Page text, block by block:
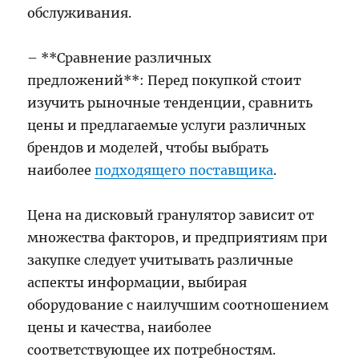
обслуживания.
– **Сравнение различных
предложений**: Перед покупкой стоит
изучить рыночные тенденции, сравнить
цены и предлагаемые услуги различных
брендов и моделей, чтобы выбрать
наиболееподходящего поставщика.
Цена на дисковый гранулятор зависит от
множества факторов, и предприятиям при
закупке следует учитывать различные
аспекты информации, выбирая
оборудование с наилучшим соотношением
цены и качества, наиболее
соответствующее их потребностям.